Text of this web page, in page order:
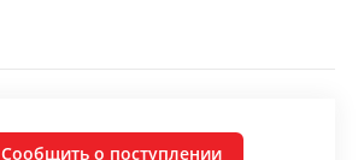
Сообщить о поступлении